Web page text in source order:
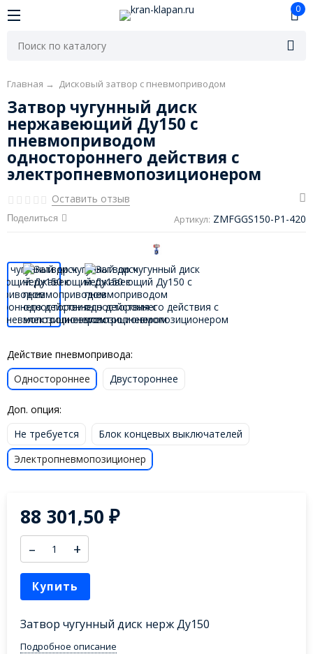
0
Главная → Дисковый затвор с пневмоприводом
Затвор чугунный диск
нержавеющий Ду150 с
пневмоприводом
одностороннего действия с
электропневмопозиционером
Оставить отзыв
Поделиться Артикул: ZMFGGS150-P1-420
Действие пневмопривода:
Одностороннее
Двустороннее
Доп. опция:
Не требуется
Блок концевых выключателей
Электропневмопозиционер
88 301,50₽
– +
Купить
Затвор чугунный диск нерж Ду150
Подробное описание